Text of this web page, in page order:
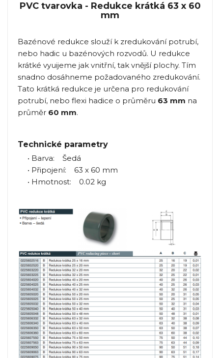
PVC tvarovka - Redukce krátká 63 x 60
mm
Bazénové redukce slouží k zredukování potrubí,
nebo hadic u bazénových rozvodů. U redukce
krátké vyuijeme jak vnitřní, tak vnější plochy. Tím
snadno dosáhneme požadovaného zredukování.
Tato krátká redukce je určena pro redukování
potrubí, nebo flexi hadice o průměru 63 mm na
průměr 60 mm.
Technické parametry
• Barva: Šedá
• Připojení: 63 x 60 mm
• Hmotnost: 0.02 kg